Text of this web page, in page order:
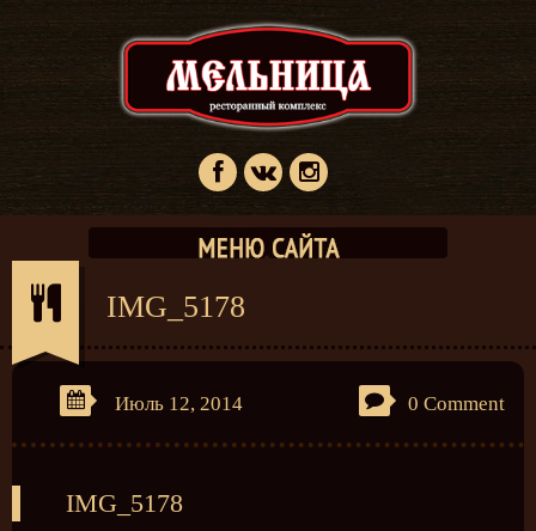
IMG_5178
Июль 12, 2014 0 Comment
IMG_5178